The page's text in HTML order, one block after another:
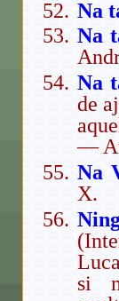
Na
Na
Na
de
—
Na
X.
si